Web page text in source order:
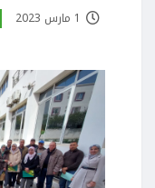
1 مارس 2023